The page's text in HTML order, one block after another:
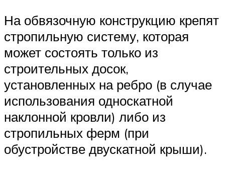
На обвязочную конструкцию крепят
стропильную систему, которая
может состоять только из
строительных досок,
установленных на ребро (в случае
использования односкатной
наклонной кровли) либо из
стропильных ферм (при
обустройстве двускатной крыши).